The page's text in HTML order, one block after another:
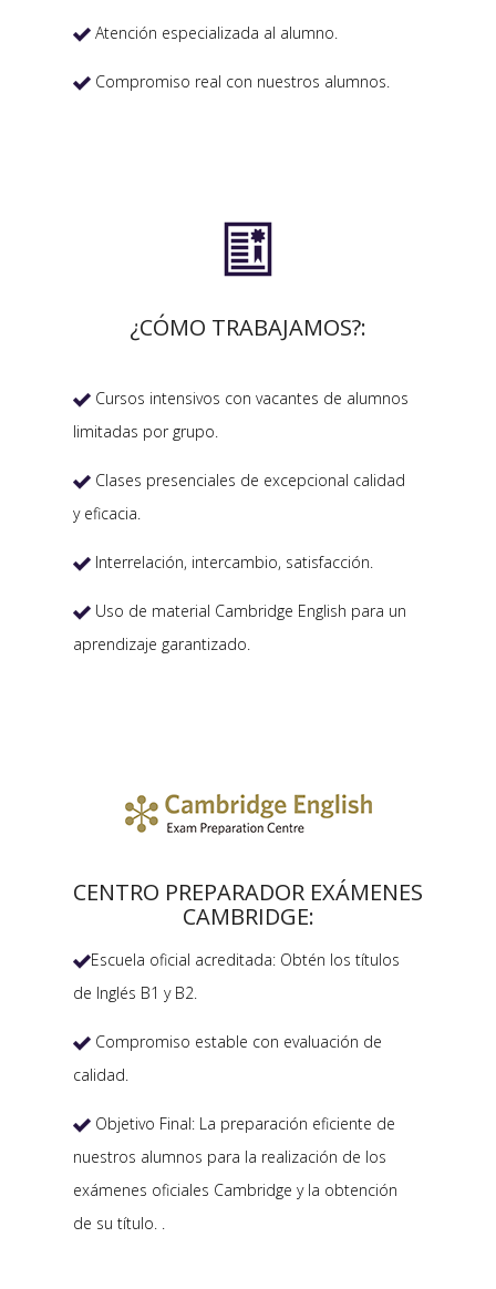
 Atención especializada al alumno.
 Compromiso real con nuestros alumnos.

¿CÓMO TRABAJAMOS?:
 Cursos intensivos con vacantes de alumnos
limitadas por grupo.
 Clases presenciales de excepcional calidad
y eficacia.
 Interrelación, intercambio, satisfacción.
 Uso de material Cambridge English para un
aprendizaje garantizado.
CENTRO PREPARADOR EXÁMENES
CAMBRIDGE:
Escuela oficial acreditada: Obtén los títulos
de Inglés B1 y B2.
 Compromiso estable con evaluación de
calidad.
 Objetivo Final: La preparación eficiente de
nuestros alumnos para la realización de los
exámenes oficiales Cambridge y la obtención
de su título. .